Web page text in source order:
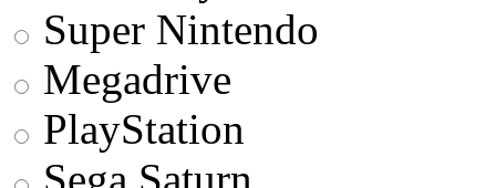
Super Nintendo
Megadrive
PlayStation